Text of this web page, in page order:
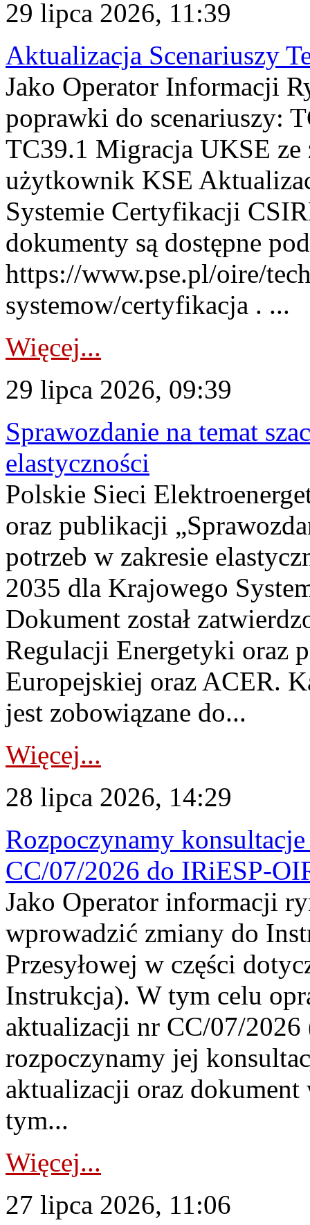
29 lipca 2026, 11:39
Aktualizacja Scenariuszy
Jako Operator Informacji
poprawki do scenariuszy:
TC39.1 Migracja UKSE
użytkownik KSE
Systemie Certyfikacji
dokumenty są dostępne
https://www.pse.pl/oire/
systemow/certyfikacja . ...
Więcej...
29 lipca 2026, 09:39
Sprawozdanie na temat
elastyczności
Polskie Sieci
oraz publikacji
potrzeb w zakresie
2035 dla Krajowego
Dokument został
Regulacji Energetyki oraz
Europejskiej oraz ACER.
jest zobowiązane do...
Więcej...
28 lipca 2026, 14:29
Rozpoczynamy
CC/07/2026 do IRiESP-
Jako Operator informacji
wprowadzić zmiany do
Przesyłowej w części
Instrukcja). W tym celu
aktualizacji nr CC/07/
rozpoczynamy jej
aktualizacji oraz
tym...
Więcej...
27 lipca 2026, 11:06